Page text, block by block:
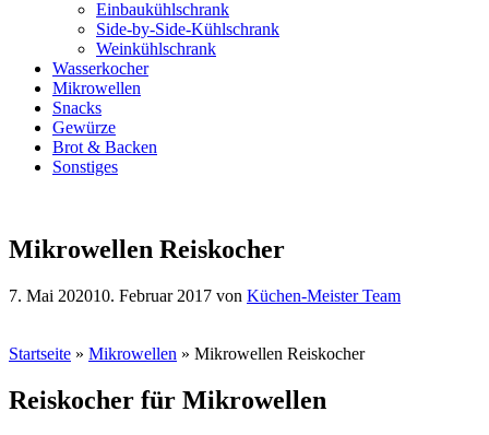
Einbaukühlschrank
Side-by-Side-Kühlschrank
Weinkühlschrank
Wasserkocher
Mikrowellen
Snacks
Gewürze
Brot & Backen
Sonstiges
Mikrowellen Reiskocher
7. Mai 202010. Februar 2017 von Küchen-Meister Team
Startseite » Mikrowellen » Mikrowellen Reiskocher
Reiskocher für Mikrowellen